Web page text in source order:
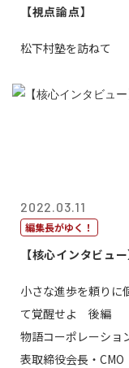
【視点論点】
松下村塾を訪ねて
2022.03.11
編集長がゆく！
【核心インタビュー
小さな進歩を頼りに
て覚醒せよ 後編
物語コーポレーシ
表取締役会長・